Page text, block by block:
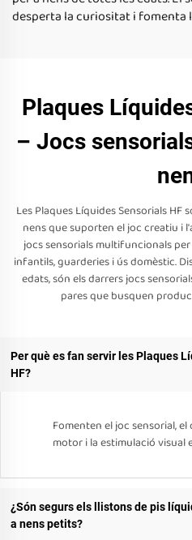
desperta la curiositat i fomenta
Plaques
– Jocs
Les Plaques Líquides Sensorials HF
nens que suporten el joc creatiu i
jocs sensorials multifuncionals
infantils, guarderies i ús domèstic.
edats, són els darrers jocs
pares que busquen
Per què es fan servir les Plaques
HF?
Fomenten el joc sensorial,
motor i la estimulació visual
¿Són segurs els llistons de pis
a nens petits?